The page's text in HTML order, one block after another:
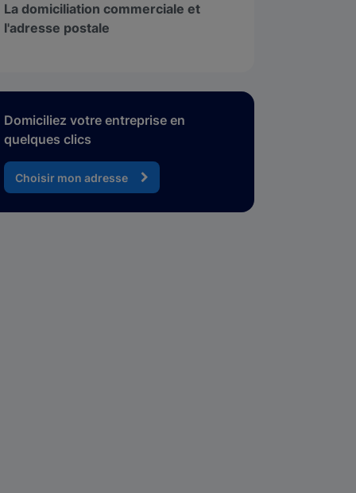
La domiciliation commerciale et
l'adresse postale
Domiciliez votre entreprise en
quelques clics
Choisir mon adresse